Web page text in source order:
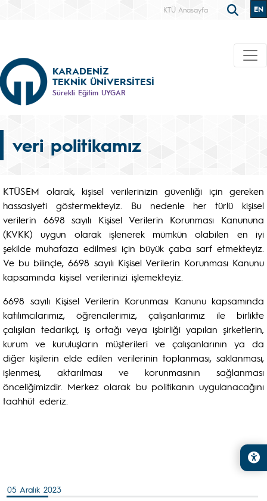
KTÜ Anasayfa EN
KARADENİZ
TEKNİK ÜNİVERSİTESİ
Sürekli Eğitim UYGAR
veri politikamız
KTÜSEM olarak, kişisel verilerinizin güvenliği için gereken
hassasiyeti göstermekteyiz. Bu nedenle her türlü kişisel
verilerin 6698 sayılı Kişisel Verilerin Korunması Kanununa
(KVKK) uygun olarak işlenerek mümkün olabilen en iyi
şekilde muhafaza edilmesi için büyük çaba sarf etmekteyiz.
Ve bu bilinçle, 6698 sayılı Kişisel Verilerin Korunması Kanunu
kapsamında kişisel verilerinizi işlemekteyiz.
6698 sayılı Kişisel Verilerin Korunması Kanunu kapsamında
katılımcılarımız, öğrencilerimiz, çalışanlarımız ile birlikte
çalışılan tedarikçi, iş ortağı veya işbirliği yapılan şirketlerin,
kurum ve kuruluşların müşterileri ve çalışanlarının ya da
diğer kişilerin elde edilen verilerinin toplanması, saklanması,
işlenmesi, aktarılması ve korunmasının sağlanması
önceliğimizdir. Merkez olarak bu politikanın uygulanacağını
taahhüt ederiz.
05 Aralık 2023